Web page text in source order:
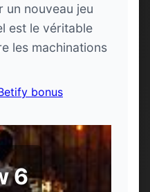
un nouveau jeu
est le véritable
les machinations
bonus
6